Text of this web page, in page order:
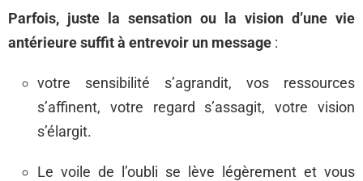
Parfois, juste la sensation ou la vision d’une vie
antérieure suffit à entrevoir un message :
votre sensibilité s’agrandit, vos ressources
s’affinent, votre regard s’assagit, votre vision
s’élargit.
Le voile de l’oubli se lève légèrement et vous